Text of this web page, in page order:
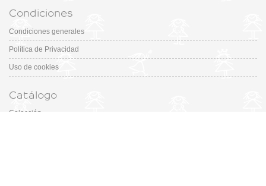
Condiciones
Condiciones generales
Política de Privacidad
Uso de cookies
Catálogo
Colección